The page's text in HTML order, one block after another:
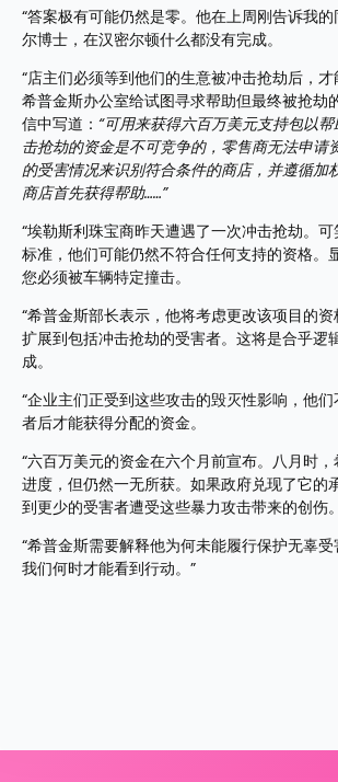
“答案极有可能仍然是零。他在上周刚告诉我的
尔博士，在汉密尔顿什么都没有完成。
“店主们必须等到他们的生意被冲击抢劫后，才
希普金斯办公室给试图寻求帮助但最终被抢劫
信中写道： “可用来获得六百万美元支持包以
击抢劫的资金是不可竞争的，零售商无法申请
的受害情况来识别符合条件的商店，并遵循加
商店首先获得帮助……”
“埃勒斯利珠宝商昨天遭遇了一次冲击抢劫。
标准，他们可能仍然不符合任何支持的资格。
您必须被车辆特定撞击。
“希普金斯部长表示，他将考虑更改该项目的
扩展到包括冲击抢劫的受害者。这将是合乎逻
成。
“企业主们正受到这些攻击的毁灭性影响，他
者后才能获得分配的资金。
“六百万美元的资金在六个月前宣布。八月时
进度，但仍然一无所获。如果政府兑现了它的
到更少的受害者遭受这些暴力攻击带来的创伤。
“希普金斯需要解释他为何未能履行保护无辜
我们何时才能看到行动。”